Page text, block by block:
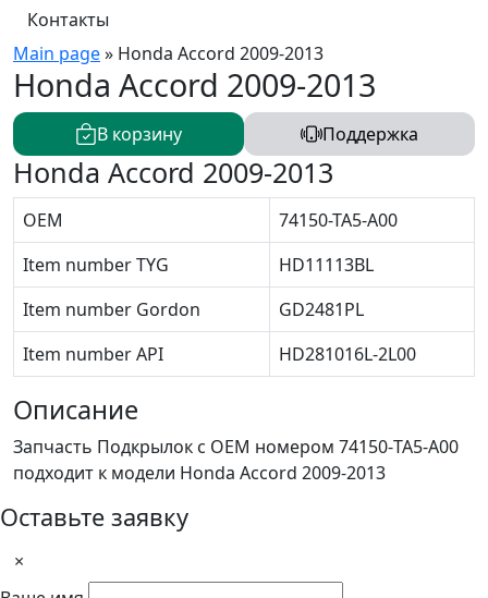
Контакты
Main page» Honda Accord 2009-2013
Honda Accord 2009-2013
В корзину Поддержка
Honda Accord 2009-2013
OEM
74150-TA5-A00
Item number TYG
HD11113BL
Item number Gordon
GD2481PL
Item number API
HD281016L-2L00
Описание
Запчасть Подкрылок с OEM номером 74150-TA5-A00
подходит к модели Honda Accord 2009-2013
Оставьте заявку
×